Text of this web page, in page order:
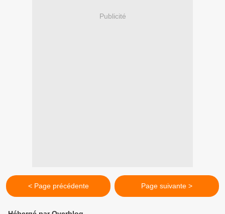
Publicité
< Page précédente Page suivante >